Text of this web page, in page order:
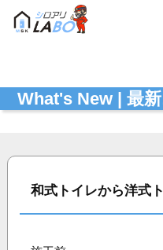
施工事例
プライバシーポリシー
What's New | 最
和式トイレから洋式